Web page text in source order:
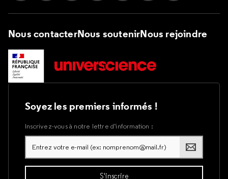
Nous contacterNous soutenirNous rejoindre
Soyez les premiers informés !
Inscrivez-vous à notre lettre d’information :